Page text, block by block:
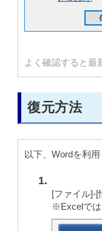
よく確認すると最
復元方法
以下、Wordを利
[ファイル]-
※Excelでは